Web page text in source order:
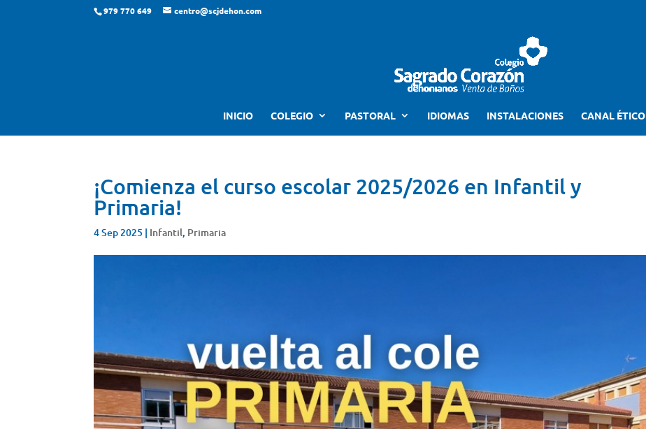
979 770 649 centro@scjdehon.com
INICIO COLEGIO PASTORAL IDIOMAS INSTALACIONES CANAL ÉTICO
¡Comienza el curso escolar 2025/2026 en Infantil y
Primaria!
4 Sep 2025 | Infantil, Primaria